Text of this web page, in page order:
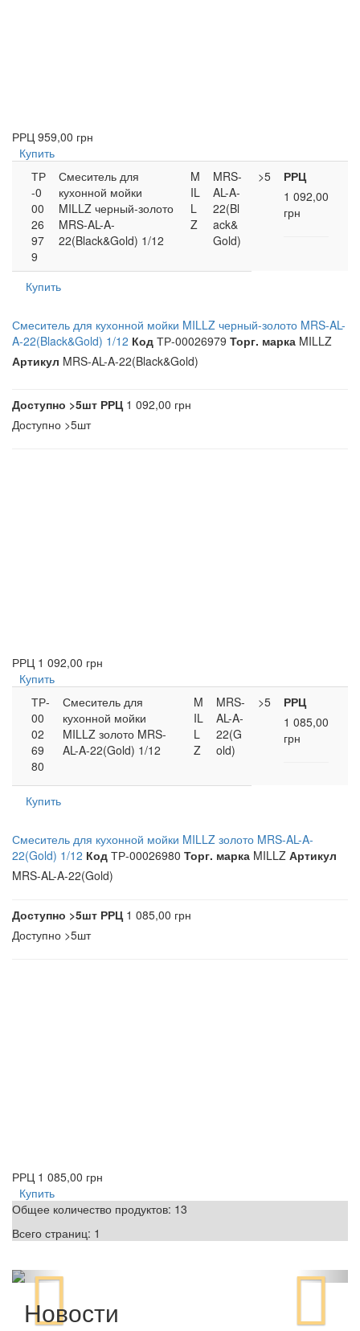
РРЦ 959,00 грн
Купить
ТР
-0
00
26
97
9
Смеситель для
кухонной мойки
MILLZ черный-золото
MRS-AL-A-
22(Black&Gold) 1/12
M
IL
L
Z
MRS-
AL-A-
22(Bl
ack&
Gold)
>5
РРЦ
1 092,00
грн
Купить
Смеситель для кухонной мойки MILLZ черный-золото MRS-AL-
A-22(Black&Gold) 1/12 Код ТР-00026979 Торг. марка MILLZ
Артикул MRS-AL-A-22(Black&Gold)
Доступно >5шт РРЦ1 092,00 грн
Доступно >5шт
РРЦ 1 092,00 грн
Купить
ТР-
00
02
69
80
Смеситель для
кухонной мойки
MILLZ золото MRS-
AL-A-22(Gold) 1/12
M
IL
L
Z
MRS-
AL-A-
22(G
old)
>5
РРЦ
1 085,00
грн
Купить
Смеситель для кухонной мойки MILLZ золото MRS-AL-A-
22(Gold) 1/12 Код ТР-00026980 Торг. марка MILLZ Артикул
MRS-AL-A-22(Gold)
Доступно >5шт РРЦ1 085,00 грн
Доступно >5шт
РРЦ 1 085,00 грн
Купить
Общее количество продуктов: 13
Всего страниц: 1
Новости